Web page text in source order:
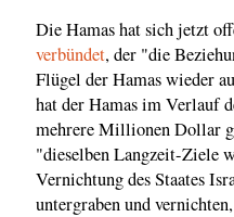
Die Hamas hat sich jetzt
verbündet, der "die
Flügel der Hamas wieder
hat der Hamas im Verlauf
mehrere Millionen Dollar
"dieselben Langzeit-Ziele
Vernichtung des Staates
untergraben und